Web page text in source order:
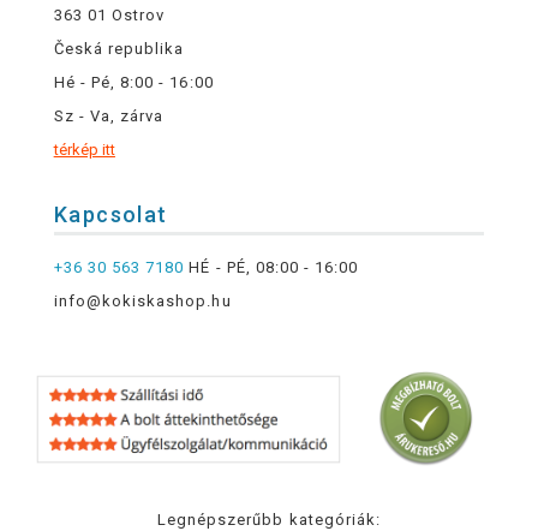
363 01 Ostrov
Česká republika
Hé - Pé, 8:00 - 16:00
Sz - Va, zárva
térkép itt
Kapcsolat
+36 30 563 7180 HÉ - PÉ, 08:00 - 16:00
info@kokiskashop.hu
Legnépszerűbb kategóriák: